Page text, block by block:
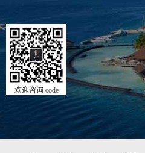
欢迎咨询 code